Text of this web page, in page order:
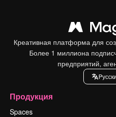
Креативная платформа для
Более 1 миллиона
предприятий,
Продукция
Spaces